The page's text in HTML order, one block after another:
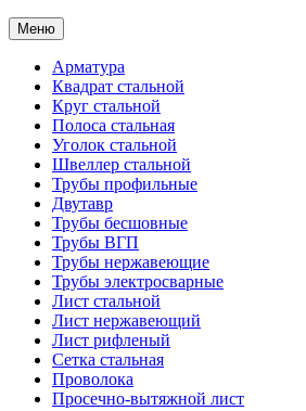
Меню
Арматура
Квадрат стальной
Круг стальной
Полоса стальная
Уголок стальной
Швеллер стальной
Трубы профильные
Двутавр
Трубы бесшовные
Трубы ВГП
Трубы нержавеющие
Трубы электросварные
Лист стальной
Лист нержавеющий
Лист рифленый
Сетка стальная
Проволока
Просечно-вытяжной лист